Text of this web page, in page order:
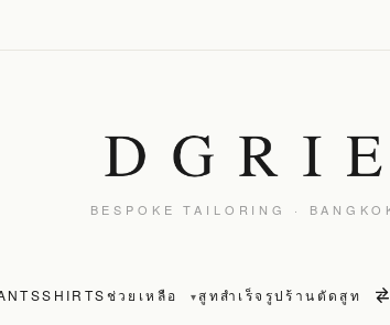
BESPOKE TAILORING ·
SHIRTSช่วยเหลือ ▾สูทสำเร็จรูปร้านตัดสูท